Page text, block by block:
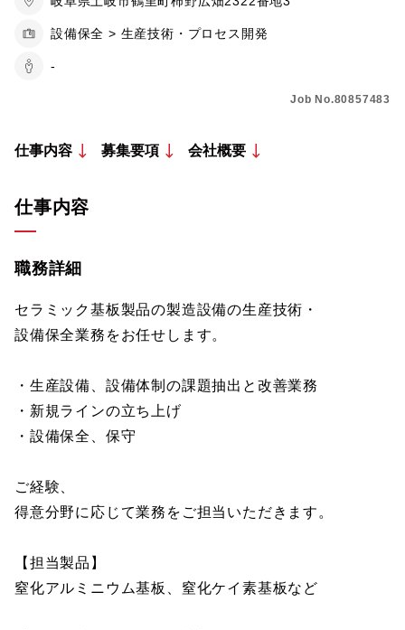
設備保全 > 生産技術・プロセス開発
-
Job No.80857483
仕事内容 募集要項 会社概要
仕事内容
職務詳細
セラミック基板製品の製造設備の生産技術・
設備保全業務をお任せします。
・生産設備、設備体制の課題抽出と改善業務
・新規ラインの立ち上げ
・設備保全、保守
ご経験、
得意分野に応じて業務をご担当いただきます。
【担当製品】
窒化アルミニウム基板、窒化ケイ素基板など